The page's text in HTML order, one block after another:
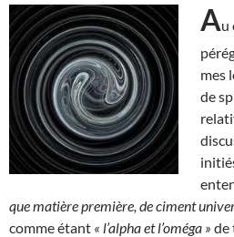
Au
mes
de
que matière première, de ciment
comme étant « l’alpha et l’oméga » de